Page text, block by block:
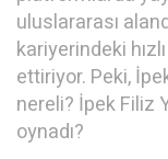
uluslararası
kariyerindeki
ettiriyor. Peki,
nereli? İpek Filiz
oynadı?